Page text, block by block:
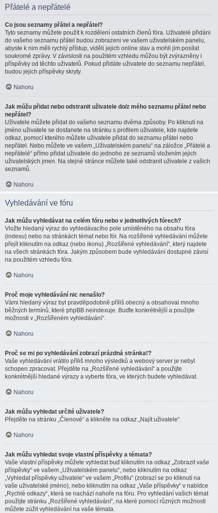
Přátelé a nepřátelé
Co jsou seznamy přátel a nepřátel?
Tyto seznamy můžete použít k rozdělení ostatních členů fóra. Uživatelé přidáni
do vašeho seznamu přátel budou zobrazeni ve vašem uživatelském panelu,
abyste k nim měli rychlý přístup, viděli jejich online stav a mohli jim posílat
soukromé zprávy. V závislosti na použitém vzhledu můžou být zvýrazněny i
příspěvky od těchto uživatelů. Pokud přidáte uživatele do seznamu nepřátel,
budou jejich příspěvky skryty.
Nahoru
Jak můžu přidat nebo odstranit uživatele do/z mého seznamu přátel nebo
nepřátel?
Uživatele můžete přidat do vašeho seznamu dvěma způsoby. Po kliknutí na
jméno uživatele se dostanete na stránku s profilem uživatele, kde najdete
odkaz, pomocí kterého můžete uživatele přidat do seznamu přátel nebo
nepřátel. Nebo můžete ve vašem „Uživatelském panelu“ na záložce „Přátelé a
nepřátelé“ přímo přidat uživatele do jednoho ze seznamů vložením jejich
uživatelských jmen. Na stejné stránce můžete také odstranit uživatele z vašich
seznamů.
Nahoru
Vyhledávání ve fóru
Jak můžu vyhledávat na celém fóru nebo v jednotlivých fórech?
Vložte hledaný výraz do vyhledávacího pole umístěného na obsahu fóra
(indexu) nebo na stránkách témat nebo fór. Na rozšířené vyhledávání můžete
přejít kliknutím na odkaz (nebo ikonu) „Rozšířené vyhledávání“, který najdete
na všech stránkách fóra. Jakým způsobem bude vyhledávání dostupné závisí
na použitém vzhledu fóra.
Nahoru
Proč moje vyhledávání nic nenašlo?
Vámi hledaný výraz byl pravděpodobně příliš obecný a obsahoval mnoho
běžných termínů, které phpBB neindexuje. Buďte konkrétnější a použijte
možnosti v „Rozšířeném vyhledávání“.
Nahoru
Proč se mi po vyhledávání zobrazí prázdná stránka!?
Vaše vyhledávání vrátilo příliš mnoho výsledků a webový server je nebyl
schopen zpracovat. Přejděte na „Rozšířené vyhledávání“ a použijte
konkrétnější hledané výrazy a vyberte fóra, ve kterých budete vyhledávat.
Nahoru
Jak můžu vyhledat určité uživatele?
Přejděte na stránku „Členové“ a klikněte na odkaz „Najít uživatele“.
Nahoru
Jak můžu vyhledat svoje vlastní příspěvky a témata?
Vaše vlastní příspěvky můžete vyhledat buď kliknutím na odkaz „Zobrazit vaše
příspěvky“ ve vašem „Uživatelském panelu“, nebo kliknutím na odkaz
„Vyhledat příspěvky uživatele“ ve vašem „Profilu“ (zobrazí se po kliknutí na
vaše uživatelské jméno), nebo kliknutím na odkaz „Vaše příspěvky“ v nabídce
„Rychlé odkazy“, která se nachází nahoře na fóru. Pro vyhledání vašich témat
použijte stránku „Rozšířené vyhledávání“, na které pomocí různých možnosti
můžete zúžit vyhledávání na vaše témata.